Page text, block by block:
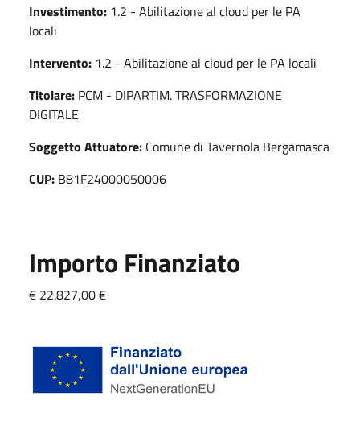
Investimento: 1.2 - Abilitazione al cloud per le PA
locali
Intervento: 1.2 - Abilitazione al cloud per le PA locali
Titolare: PCM - DIPARTIM. TRASFORMAZIONE
DIGITALE
Soggetto Attuatore: Comune di Tavernola Bergamasca
CUP: B81F24000050006
Importo Finanziato
€ 22.827,00 €